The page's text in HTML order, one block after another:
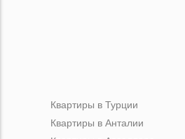
Квартиры в Турции
Квартиры в Анталии